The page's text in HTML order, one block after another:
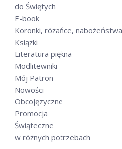
do Świętych
E-book
Koronki, różańce, nabożeństwa
Książki
Literatura piękna
Modlitewniki
Mój Patron
Nowości
Obcojęzyczne
Promocja
Świąteczne
w różnych potrzebach